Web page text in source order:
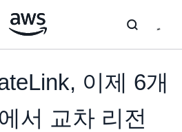
이제 6개
서 교차 리전